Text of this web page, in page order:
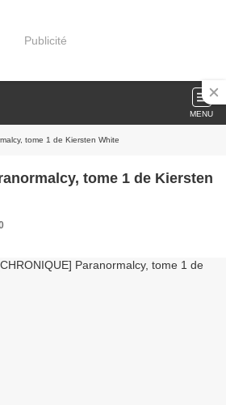
Publicité
MENU
tome 1 de Kiersten White
tome 1 de Kiersten